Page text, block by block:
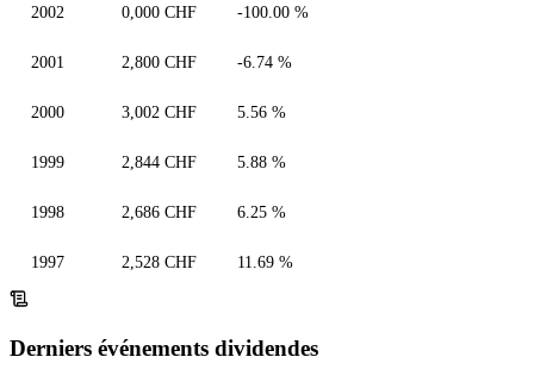
2002 0,000 CHF -100.00 %
2001 2,800 CHF -6.74 %
2000 3,002 CHF 5.56 %
1999 2,844 CHF 5.88 %
1998 2,686 CHF 6.25 %
1997 2,528 CHF 11.69 %
Derniers événements dividendes